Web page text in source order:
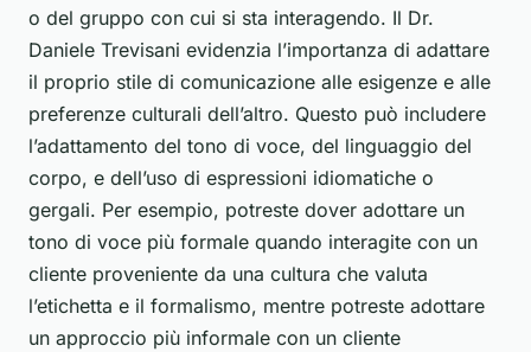
o del gruppo con cui si sta interagendo. Il Dr.
Daniele Trevisani evidenzia l’importanza di adattare
il proprio stile di comunicazione alle esigenze e alle
preferenze culturali dell’altro. Questo può includere
l’adattamento del tono di voce, del linguaggio del
corpo, e dell’uso di espressioni idiomatiche o
gergali. Per esempio, potreste dover adottare un
tono di voce più formale quando interagite con un
cliente proveniente da una cultura che valuta
l’etichetta e il formalismo, mentre potreste adottare
un approccio più informale con un cliente